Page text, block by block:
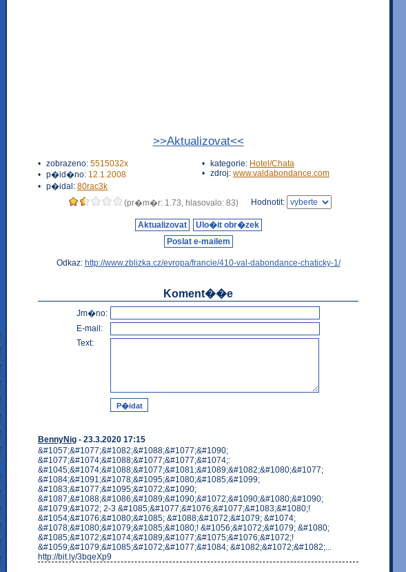
>>Aktualizovat<<
• zobrazeno: 5515032x
• p�id�no: 12.1.2008
• p�idal: 80rac3k
• kategorie: Hotel/Chata
• zdroj: www.valdabondance.com
(pr�m�r: 1.73, hlasovalo: 83) Hodnotit:
Aktualizovat
Ulo�it obr�zek
Poslat e-mailem
Odkaz: http://www.zblizka.cz/evropa/francie/410-val-dabondance-chaticky-1/
Koment��e
Jm�no:
E-mail:
Text:
BennyNig - 23.3.2020 17:15
&#1057;&#1077;&#1082;&#1088;&#1077;&#1090;
&#1077;&#1074;&#1088;&#1077;&#1077;&#1074;:
&#1045;&#1074;&#1088;&#1077;&#1081;&#1089;&#1082;&#1080;&#1077;
&#1084;&#1091;&#1078;&#1095;&#1080;&#1085;&#1099;
&#1083;&#1077;&#1095;&#1072;&#1090;
&#1087;&#1088;&#1086;&#1089;&#1090;&#1072;&#1090;&#1080;&#1090;
&#1079;&#1072; 2-3 &#1085;&#1077;&#1076;&#1077;&#1083;&#1080;!
&#1054;&#1076;&#1080;&#1085; &#1088;&#1072;&#1079; &#1074;
&#1078;&#1080;&#1079;&#1085;&#1080;! &#1056;&#1072;&#1079; &#1080;
&#1085;&#1072;&#1074;&#1089;&#1077;&#1075;&#1076;&#1072;!
&#1059;&#1079;&#1085;&#1072;&#1077;&#1084; &#1082;&#1072;&#1082;...
http://bit.ly/3bqeXp9